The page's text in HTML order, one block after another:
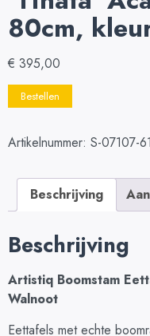
80cm,
€ 395,00
Bestellen
Artikelnummer: S-07107-61
Beschrijving
Beschrijving
Artistiq Boomstam
Walnoot
Eettafels met echte